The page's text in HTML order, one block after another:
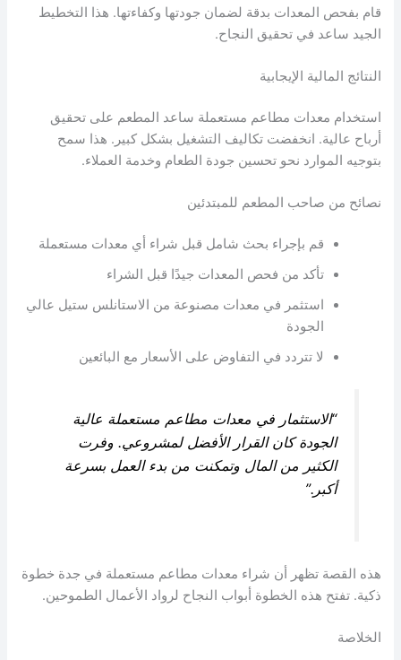
قام بفحص المعدات بدقة لضمان جودتها وكفاءتها. هذا التخطيط
الجيد ساعد في تحقيق النجاح.
النتائج المالية الإيجابية
استخدام معدات مطاعم مستعملة ساعد المطعم على تحقيق
أرباح عالية. انخفضت تكاليف التشغيل بشكل كبير. هذا سمح
بتوجيه الموارد نحو تحسين جودة الطعام وخدمة العملاء.
نصائح من صاحب المطعم للمبتدئين
قم بإجراء بحث شامل قبل شراء أي معدات مستعملة
تأكد من فحص المعدات جيدًا قبل الشراء
استثمر في معدات مصنوعة من الاستانلس ستيل عالي
الجودة
لا تتردد في التفاوض على الأسعار مع البائعين
“الاستثمار في معدات مطاعم مستعملة عالية
الجودة كان القرار الأفضل لمشروعي. وفرت
الكثير من المال وتمكنت من بدء العمل بسرعة
أكبر.”
هذه القصة تظهر أن شراء معدات مطاعم مستعملة في جدة خطوة
ذكية. تفتح هذه الخطوة أبواب النجاح لرواد الأعمال الطموحين.
الخلاصة